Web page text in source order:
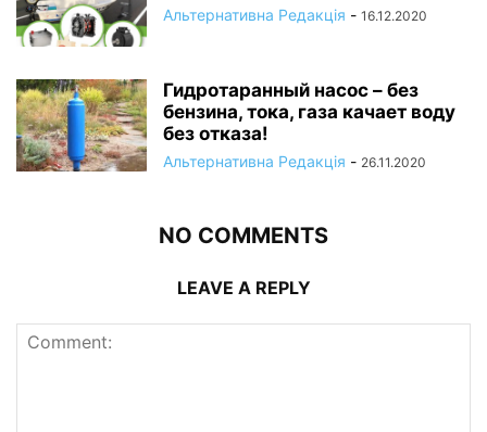
Альтернативна Редакція - 16.12.2020
Гидротаранный насос – без
бензина, тока, газа качает воду
без отказа!
Альтернативна Редакція - 26.11.2020
NO COMMENTS
LEAVE A REPLY